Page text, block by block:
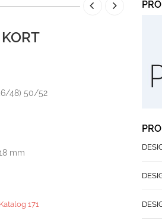
48) 50/52
mm
Katalog 171